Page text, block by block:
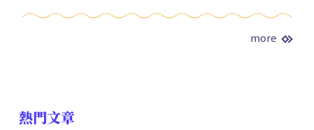
more
熱門文章